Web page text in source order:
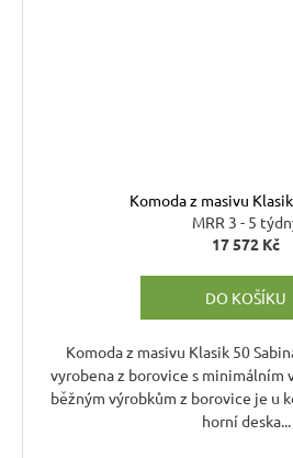
Komoda z masivu
MRR 3 - 5
17 572 Kč
DO KOŠÍKU
Komoda z masivu Klasik 50
vyrobena z borovice s minimálním
běžným výrobkům z borovice je u
horní deska...